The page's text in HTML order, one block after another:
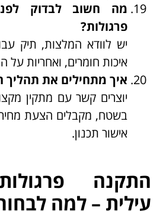
מה חשוב לבדוק
פרגולות?
יש לוודא המלצות, תיק
איכות חומרים, ואחריות על
איך מתחילים את
יוצרים קשר עם מתקין
בשטח, מקבלים הצעת מחיר
אישור תכנון.
התקנה
עילית – למה